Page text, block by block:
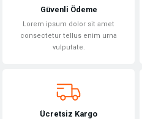
Ürün açıklamasında eksik bilgiler
Ürün bilgilerinde hatalar bulunuyor.
Bu ürüne benzer farklı alternatifler
Güvenli Ödeme
Lorem ipsum dolor sit amet
consectetur tellus enim urna
vulputate.
Ücretsiz Kargo